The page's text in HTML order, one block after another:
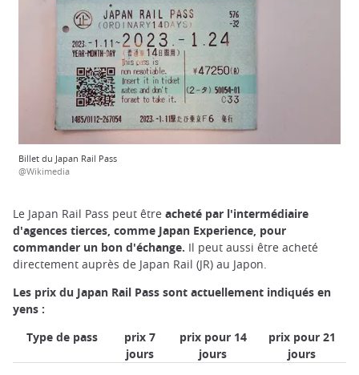
Billet du Japan Rail Pass
@Wikimedia
Le Japan Rail Pass peut être acheté par l'intermédiaire
d'agences tierces, comme Japan Experience, pour
commander un bon d'échange. Il peut aussi être acheté
directement auprès de Japan Rail (JR) au Japon.
Les prix du Japan Rail Pass sont actuellement indiqués en
yens :
Type de pass
prix 7
jours
prix pour 14
jours
prix pour 21
jours